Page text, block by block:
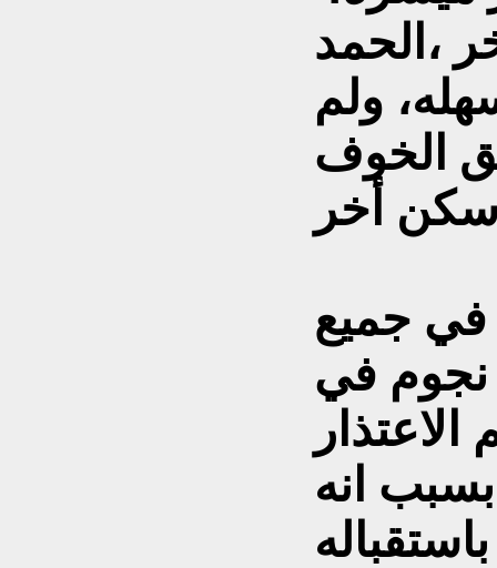
،الحمد
ولم
الخوف
جميع
الـ 5 و الـ 4 والـ 3 نجوم في
انه